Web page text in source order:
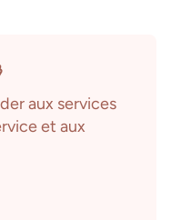
aux services
et aux